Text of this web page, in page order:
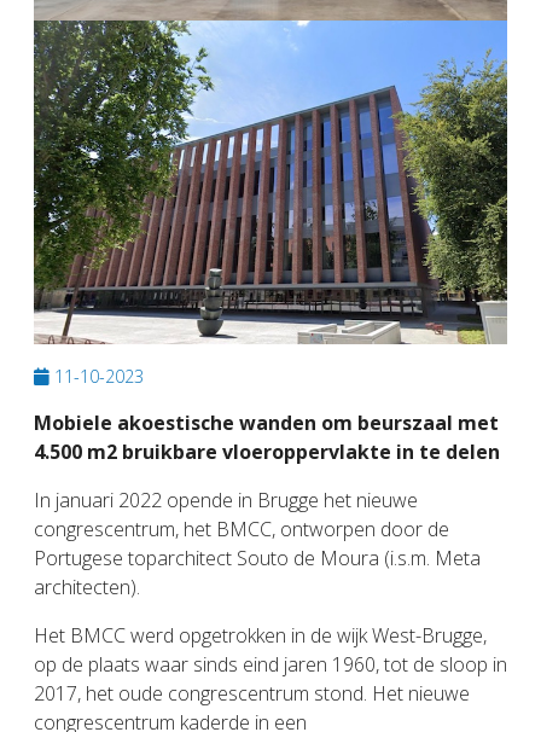
11-10-2023
Mobiele akoestische wanden om beurszaal met
4.500 m2 bruikbare vloeroppervlakte in te delen
In januari 2022 opende in Brugge het nieuwe
congrescentrum, het BMCC, ontworpen door de
Portugese toparchitect Souto de Moura (i.s.m. Meta
architecten).
Het BMCC werd opgetrokken in de wijk West-Brugge,
op de plaats waar sinds eind jaren 1960, tot de sloop in
2017, het oude congrescentrum stond. Het nieuwe
congrescentrum kaderde in een